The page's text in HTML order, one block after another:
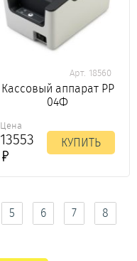
Арт. 18560
Кассовый аппарат РР
04Ф
Цена
13553 КУПИТЬ
5 6 7
8